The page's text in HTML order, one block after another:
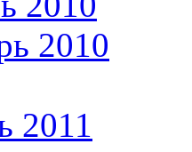
2010
2011